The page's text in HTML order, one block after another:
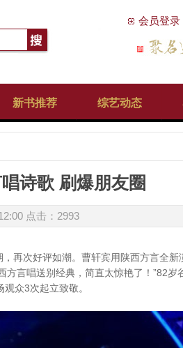
会员登录
新书推荐 综艺动态
诗歌 刷爆朋友圈
点击： 2993
次好评如潮。曹轩宾用陕西方言全新
言唱送别经典，简直太惊艳了！”82岁
众3次起立致敬。